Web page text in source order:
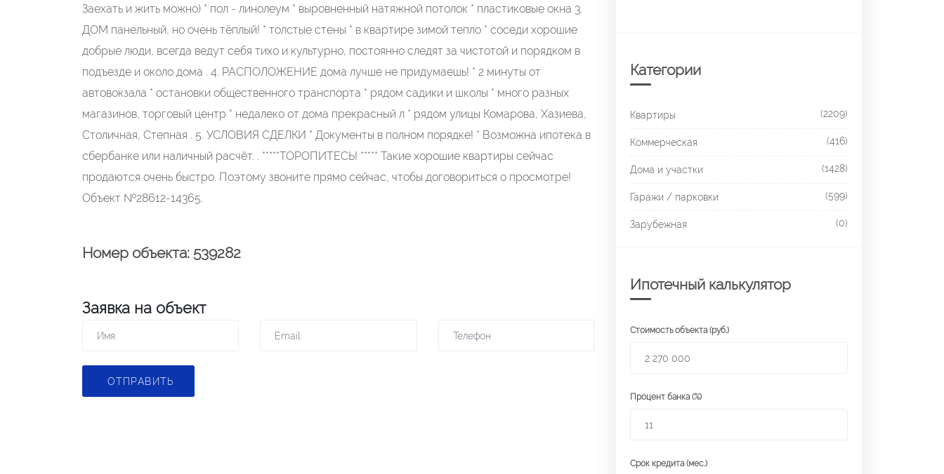
Заехать и жить можно) * пол - линолеум * выровненный натяжной потолок * пластиковые окна 3.
ДОМ панельный, но очень тёплый! * толстые стены * в квартире зимой тепло * соседи хорошие
добрые люди, всегда ведут себя тихо и культурно, постоянно следят за чистотой и порядком в
подъезде и около дома . 4. РАСПОЛОЖЕНИЕ дома лучше не придумаешь! * 2 минуты от
автовокзала * остановки общественного транспорта * рядом садики и школы * много разных
магазинов, торговый центр * недалеко от дома прекрасный л * рядом улицы Комарова, Хазиева,
Столичная, Степная . 5. УСЛОВИЯ СДЕЛКИ * Документы в полном порядке! * Возможна ипотека в
сбербанке или наличный расчёт. . *****ТОРОПИТЕСЬ! ***** Такие хорошие квартиры сейчас
продаются очень быстро. Поэтому звоните прямо сейчас, чтобы договориться о просмотре!
Объект №28612-14365.
Номер объекта: 539282
Заявка на объект
ОТПРАВИТЬ
Категории
Квартиры (2209)
Коммерческая (416)
Дома и участки (1428)
Гаражи / парковки (599)
Зарубежная (0)
Ипотечный калькулятор
Стоимость объекта (руб.)
Процент банка (%)
Срок кредита (мес.)